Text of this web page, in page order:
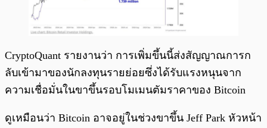
CryptoQuant รายงานว่า การเพิ่มขึ้นนี้ส่งสัญญาณการก
ลับเข้ามาของนักลงทุนรายย่อยซึ่งได้รับแรงหนุนจาก
ความเชื่อมั่นในขาขึ้นรอบโมเมนตัมราคาของ Bitcoin
ดูเหมือนว่า Bitcoin อาจอยู่ในช่วงขาขึ้น Jeff Park หัวหน้า